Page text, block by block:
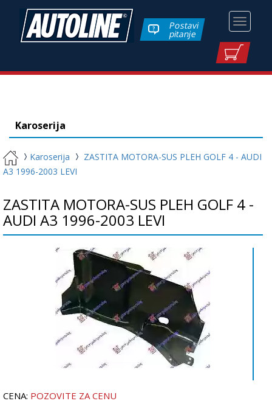
Toggle
Postavi
pitanje
Karoserija
Karoserija
ZASTITA MOTORA-SUS PLEH GOLF 4 - AUDI
A3 1996-2003 LEVI
ZASTITA MOTORA-SUS PLEH GOLF 4 -
AUDI A3 1996-2003 LEVI
CENA: POZOVITE ZA CENU